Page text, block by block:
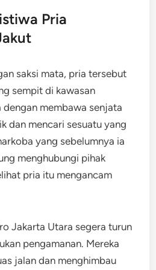
Pria
saksi mata, pria tersebut
sempit di kawasan
dengan membawa senjata
dan mencari sesuatu yang
yang sebelumnya ia
menghubungi pihak
pria itu mengancam
Jakarta Utara segera turun
pengamanan. Mereka
jalan dan menghimbau